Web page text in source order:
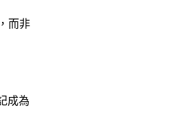
而非
成為